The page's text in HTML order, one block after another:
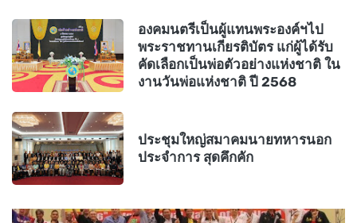
องคมนตรีเป็นผู้แทนพระองค์ฯไป
พระราชทานเกียรติบัตร แก่ผู้ได้รับ
คัดเลือกเป็นพ่อตัวอย่างแห่งชาติ ใน
งานวันพ่อแห่งชาติ ปี 2568
ประชุมใหญ่สมาคมนายทหารนอก
ประจำการ สุดคึกคัก